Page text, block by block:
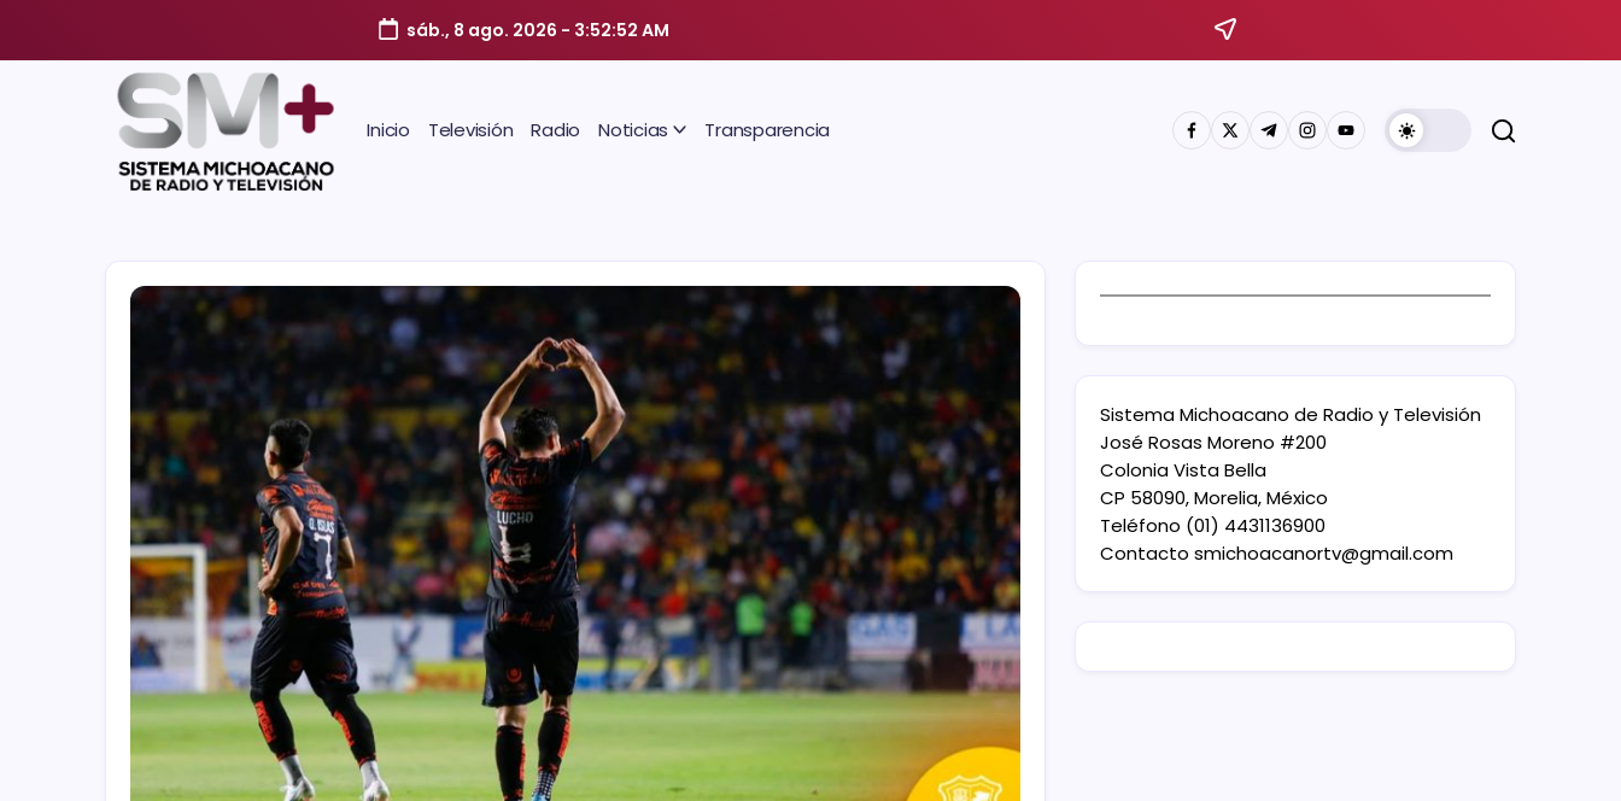
sáb., 8 ago. 2026 - 3:52:53 AM
Inicio Televisión Radio Noticias Transparencia
Sistema Michoacano de Radio y Televisión
José Rosas Moreno #200
Colonia Vista Bella
CP 58090, Morelia, México
Teléfono (01) 4431136900
Contacto smichoacanortv@gmail.com